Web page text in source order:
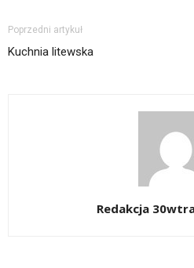
Poprzedni artykuł
Kuchnia litewska
Redakcja